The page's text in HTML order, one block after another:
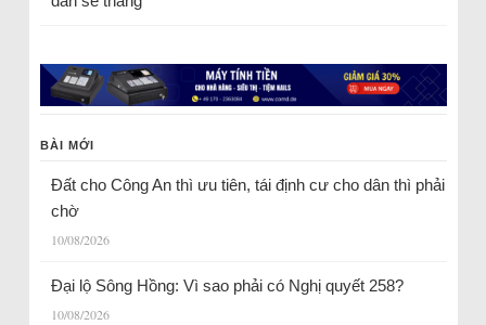
BÀI MỚI
Đất cho Công An thì ưu tiên, tái định cư cho dân thì phải
chờ
10/08/2026
Đại lộ Sông Hồng: Vì sao phải có Nghị quyết 258?
10/08/2026